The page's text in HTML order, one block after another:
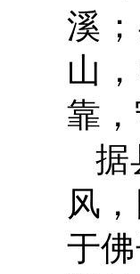
溪
山
靠
据
风
于